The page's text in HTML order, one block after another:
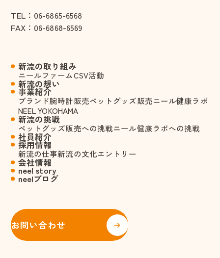
TEL： 06-6865-6568
FAX：06-6868-6569
新流の取り組み
ニールファームCSV活動
新流の想い
事業紹介
ブランド腕時計販売ペットグッズ販売ニール健康ラボ
NEEL YOKOHAMA
新流の挑戦
ペットグッズ販売への挑戦ニール健康ラボへの挑戦
社員紹介
採用情報
新流の仕事新流の文化エントリー
会社情報
neel story
neelブログ
お問い合わせ